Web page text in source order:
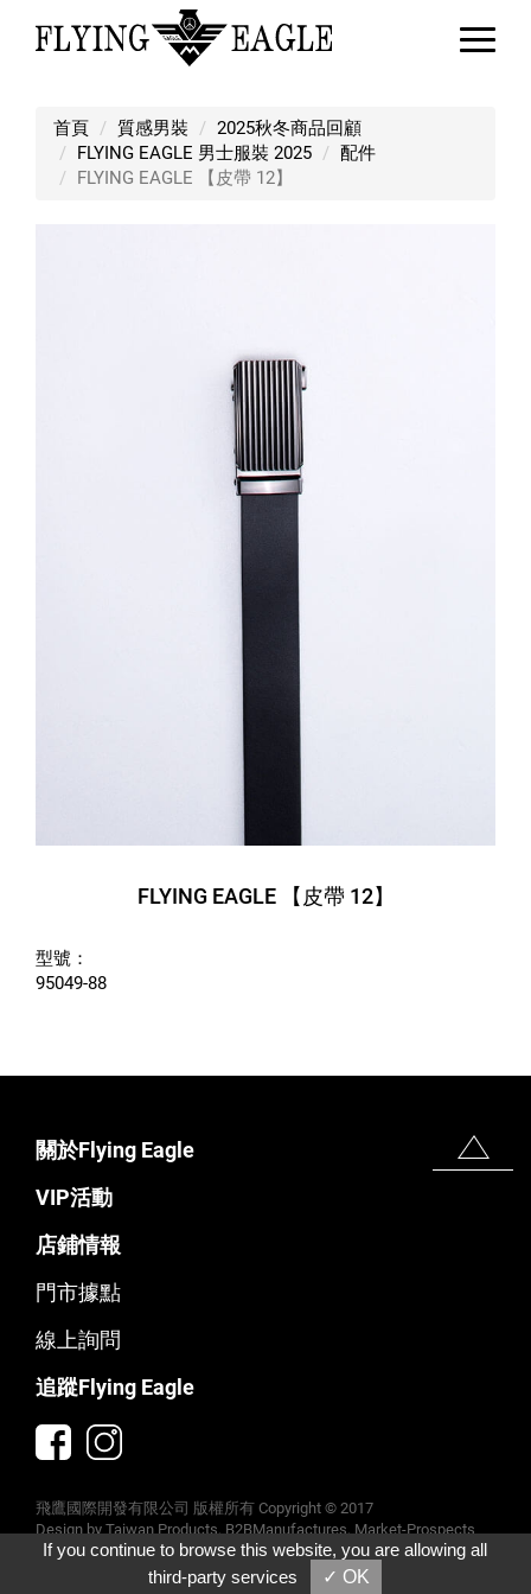
首頁 質感男裝
2025秋冬商品回顧
FLYING EAGLE 男士服裝 2025
配件
FLYING EAGLE 【皮帶 12】
FLYING EAGLE 【皮帶 12】
型號：
95049-88
關於Flying Eagle
VIP活動
店鋪情報
門市據點
線上詢問
追蹤Flying Eagle
飛鷹國際開發有限公司 版權所有 Copyright © 2017
Taiwan Products B2BManufactures Market-Prospects
If you continue to browse this website, you are allowing all
third-party services
✓ OK